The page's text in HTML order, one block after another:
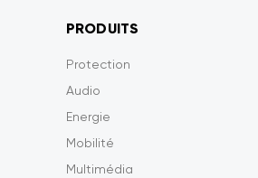
PRODUITS
Protection
Audio
Energie
Mobilité
Multimédia